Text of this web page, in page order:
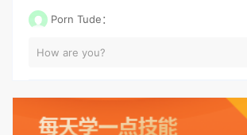
Porn Tude：
How are you?